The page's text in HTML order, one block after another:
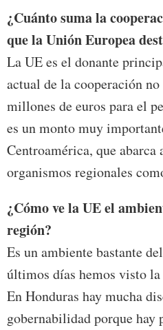
¿Cuánto suma la
que la Unión Europea
La UE es el donante
actual de la cooperación
millones de euros para el
es un monto muy
Centroamérica, que abarca
organismos regionales
¿Cómo ve la UE el
región?
Es un ambiente bastante
últimos días hemos visto
En Honduras hay mucha
gobernabilidad porque hay